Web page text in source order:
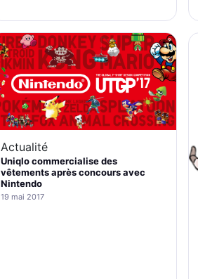
Actualité
Uniqlo commercialise des
vêtements après concours avec
Nintendo
19 mai 2017